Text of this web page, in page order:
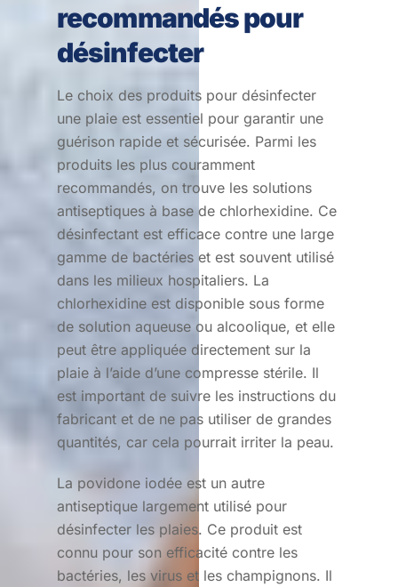
recommandés pour
désinfecter
Le choix des produits pour désinfecter
une plaie est essentiel pour garantir une
guérison rapide et sécurisée. Parmi les
produits les plus couramment
recommandés, on trouve les solutions
antiseptiques à base de chlorhexidine. Ce
désinfectant est efficace contre une large
gamme de bactéries et est souvent utilisé
dans les milieux hospitaliers. La
chlorhexidine est disponible sous forme
de solution aqueuse ou alcoolique, et elle
peut être appliquée directement sur la
plaie à l’aide d’une compresse stérile. Il
est important de suivre les instructions du
fabricant et de ne pas utiliser de grandes
quantités, car cela pourrait irriter la peau.
La povidone iodée est un autre
antiseptique largement utilisé pour
désinfecter les plaies. Ce produit est
connu pour son efficacité contre les
bactéries, les virus et les champignons. Il